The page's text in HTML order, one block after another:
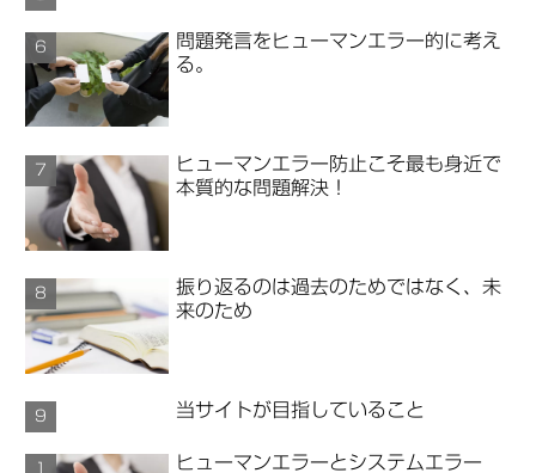
問題発言をヒューマンエラー的に考え
る。
ヒューマンエラー防止こそ最も身近で
本質的な問題解決！
振り返るのは過去のためではなく、未
来のため
当サイトが目指していること
ヒューマンエラーとシステムエラー